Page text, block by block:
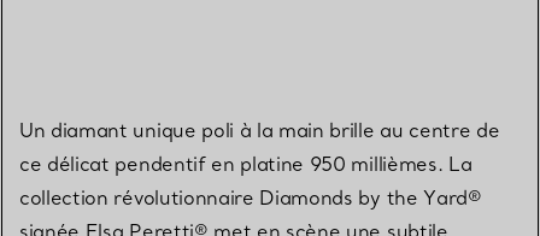
Un diamant unique poli à la main brille au centre de
ce délicat pendentif en platine 950 millièmes. La
collection révolutionnaire Diamonds by the Yard®
signée Elsa Peretti® met en scène une subtile